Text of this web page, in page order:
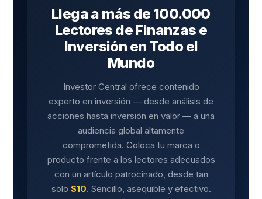
Llega a más de 100.000
Lectores de Finanzas e
Inversión en Todo el
Mundo
Investor Central ofrece contenido
experto en inversión — desde análisis de
acciones hasta inversión en valor — a una
audiencia global altamente
comprometida. Coloca tu marca o
producto frente a los lectores adecuados
con un artículo patrocinado, desde tan
solo $10. Sencillo, asequible y efectivo.